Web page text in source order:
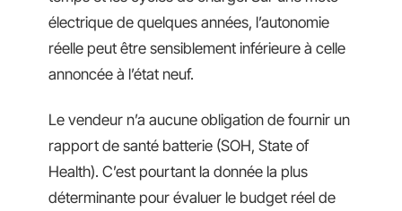
électrique de quelques années, l’autonomie
réelle peut être sensiblement inférieure à celle
annoncée à l’état neuf.
Le vendeur n’a aucune obligation de fournir un
rapport de santé batterie (SOH, State of
Health). C’est pourtant la donnée la plus
déterminante pour évaluer le budget réel de